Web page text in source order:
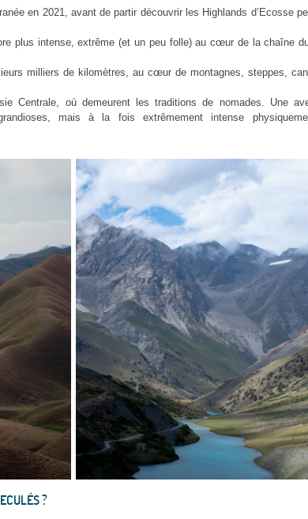
en 2021, avant de partir découvrir les Highlands d’Ecosse
plus intense, extrême (et un peu folle) au cœur de la chaîne
milliers de kilomètres, au cœur de montagnes, steppes,
Centrale, où demeurent les traditions de nomades. Une
mais à la fois extrêmement intense
?